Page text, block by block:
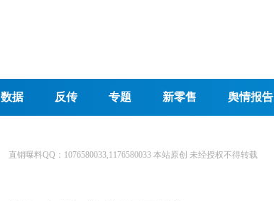
数据 反传 专题 新零售 舆情报告
直销曝料QQ：1076580033,1176580033 本站原创 未经授权不得转载